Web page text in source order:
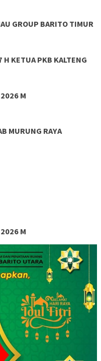
GROUP BARITO TIMUR
H KETUA PKB KALTENG
M
MURUNG RAYA
M